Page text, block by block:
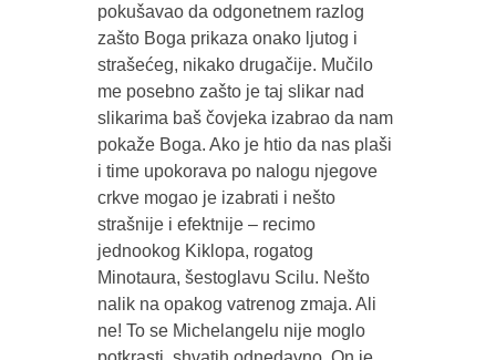
pokušavao da odgonetnem razlog
zašto Boga prikaza onako ljutog i
strašećeg, nikako drugačije. Mučilo
me posebno zašto je taj slikar nad
slikarima baš čovjeka izabrao da nam
pokaže Boga. Ako je htio da nas plaši
i time upokorava po nalogu njegove
crkve mogao je izabrati i nešto
strašnije i efektnije – recimo
jednookog Kiklopa, rogatog
Minotaura, šestoglavu Scilu. Nešto
nalik na opakog vatrenog zmaja. Ali
ne! To se Michelangelu nije moglo